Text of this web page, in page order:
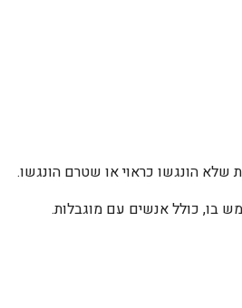
שלא הונגשו כראוי או שטרם הונגשו.
בו, כולל אנשים עם מוגבלות.